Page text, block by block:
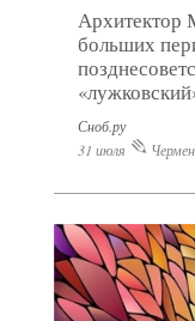
Архитектор
больших
Сноб.ру
31 июля